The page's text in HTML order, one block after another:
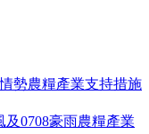
勢農糧產業支持措施
及0708豪雨農糧產業